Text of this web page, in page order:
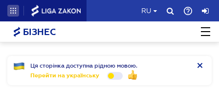
RU
БІЗНЕС
Ця сторінка доступна рідною мовою.
Перейти на українську